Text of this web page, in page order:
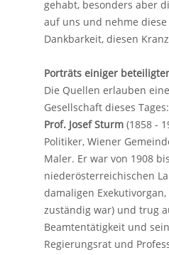
gehabt, besonders aber
auf uns und nehme
Dankbarkeit, diesen
Porträts einiger
Die Quellen erlauben
Gesellschaft dieses Tages:
Prof. Josef Sturm (1858 -
Politiker, Wiener
Maler. Er war von 1908
niederösterreichischen
damaligen
zuständig war) und trug
Beamtentätigkeit und
Regierungsrat und